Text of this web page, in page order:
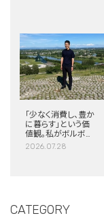
「少なく消費し、豊か
に暮らす」という価
値観。私がボルボと
スウェーデンに惹か
2026.07.28
CATEGORY